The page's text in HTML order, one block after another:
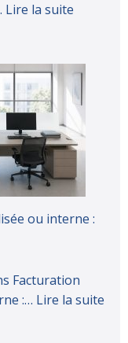
Lire la suite
ou interne :
Facturation
:… Lire la suite